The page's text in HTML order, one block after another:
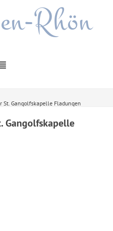
Rhön
St. Gangolfskapelle Fladungen
Gangolfskapelle